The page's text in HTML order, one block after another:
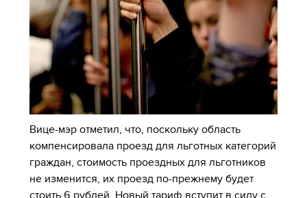
Вице-мэр отметил, что, поскольку область
компенсировала проезд для льготных категорий
граждан, стоимость проездных для льготников
не изменится, их проезд по-прежнему будет
стоить 6 рублей. Новый тариф вступит в силу с